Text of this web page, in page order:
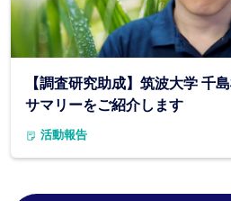
【調査研究助成】筑波大学 千
サマリーをご紹介します
活動報告